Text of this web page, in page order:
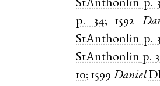
StAnthonlin p.
p. 34; 1592
StAnthonlin p.
StAnthonlin p.
10;1599 Daniel